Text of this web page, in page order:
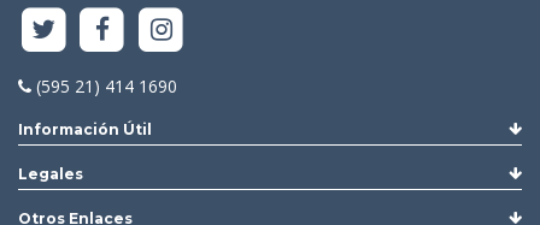
(595 21) 414 1690
Información Útil
Legales
Otros Enlaces